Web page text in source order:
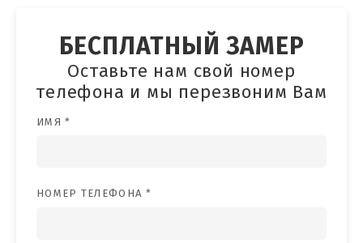
БЕСПЛАТНЫЙ ЗАМЕР
Оставьте нам свой номер
телефона и мы перезвоним Вам
ИМЯ *
НОМЕР ТЕЛЕФОНА *